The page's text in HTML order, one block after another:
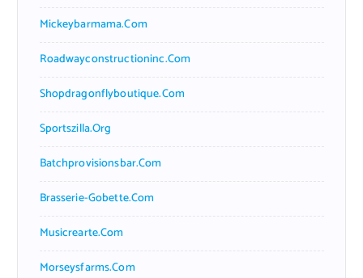
Mickeybarmama.com
Roadwayconstructioninc.com
Shopdragonflyboutique.com
Sportszilla.org
Batchprovisionsbar.com
Brasserie-Gobette.com
Musicrearte.com
Morseysfarms.com